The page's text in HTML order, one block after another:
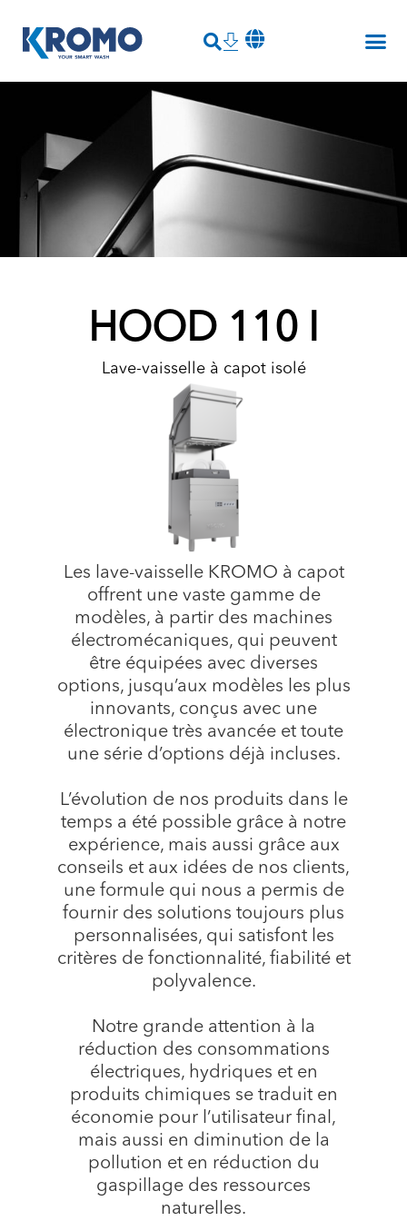
HOOD 110 I
Lave-vaisselle à capot isolé
Les lave-vaisselle KROMO à capot
offrent une vaste gamme de
modèles, à partir des machines
électromécaniques, qui peuvent
être équipées avec diverses
options, jusqu’aux modèles les plus
innovants, conçus avec une
électronique très avancée et toute
une série d’options déjà incluses.
L’évolution de nos produits dans le
temps a été possible grâce à notre
expérience, mais aussi grâce aux
conseils et aux idées de nos clients,
une formule qui nous a permis de
fournir des solutions toujours plus
personnalisées, qui satisfont les
critères de fonctionnalité, fiabilité et
polyvalence.
Notre grande attention à la
réduction des consommations
électriques, hydriques et en
produits chimiques se traduit en
économie pour l’utilisateur final,
mais aussi en diminution de la
pollution et en réduction du
gaspillage des ressources
naturelles.